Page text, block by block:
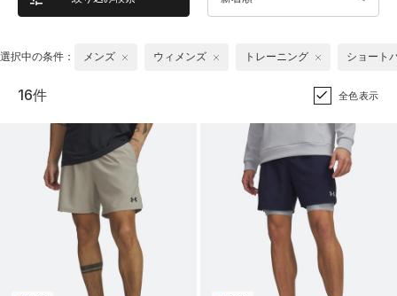
選択中の条件： メンズ ウィメンズ トレーニング ショート
16件 全色表示